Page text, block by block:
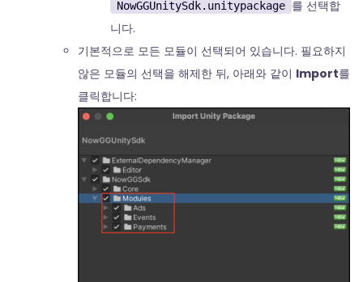
NowGGUnitySdk.unitypackage 를 선택합
니다.
기본적으로 모든 모듈이 선택되어 있습니다. 필요하지
않은 모듈의 선택을 해제한 뒤, 아래와 같이 Import를
클릭합니다: